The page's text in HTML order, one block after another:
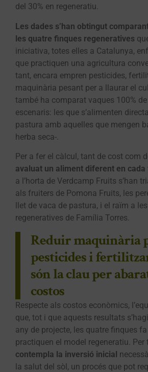
del 30% en regeneratiu.
Les dades s’han obtingut
les quatre finques regeneratives
iniciativa, totes elles a Catalunya,
que practiquen una agricultura
tant, encara empren pesticides,
maquinària pesant per a llaurar el
també ha comparat vaques 100%
escenaris: les que s’alimenten
pastura amb aquelles que mengen
herba seca-.
Per a fer el càlcul, tant de cost com
avaluat un aliment diferent en cada
a l’horta de Verdcamp Fruits s’han
als fruiters de Pomona Fruits, les
llet de vaca de pastura, i el raïm a
regeneratives de Família Torres.
Reduir maquinària
pesticides i
són la clau per
costos
Respecte als costos econòmics,
que, tot i que aquests resultats
any de projecte, les quatre finques
practiquen el model regeneratiu. Per
contempla la inversió inicial
la salut del sòl, un procés que pot